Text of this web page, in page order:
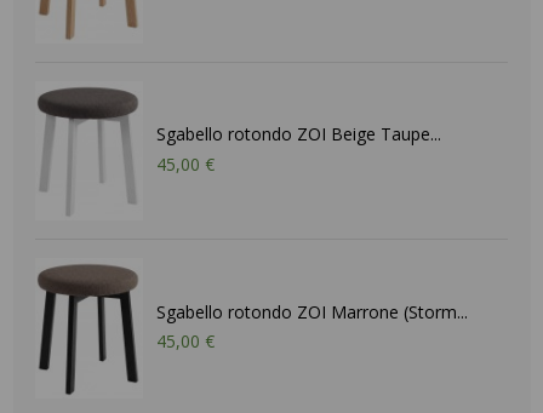
Sgabello rotondo ZOI Beige Taupe...
45,00 €
Sgabello rotondo ZOI Marrone (Storm...
45,00 €